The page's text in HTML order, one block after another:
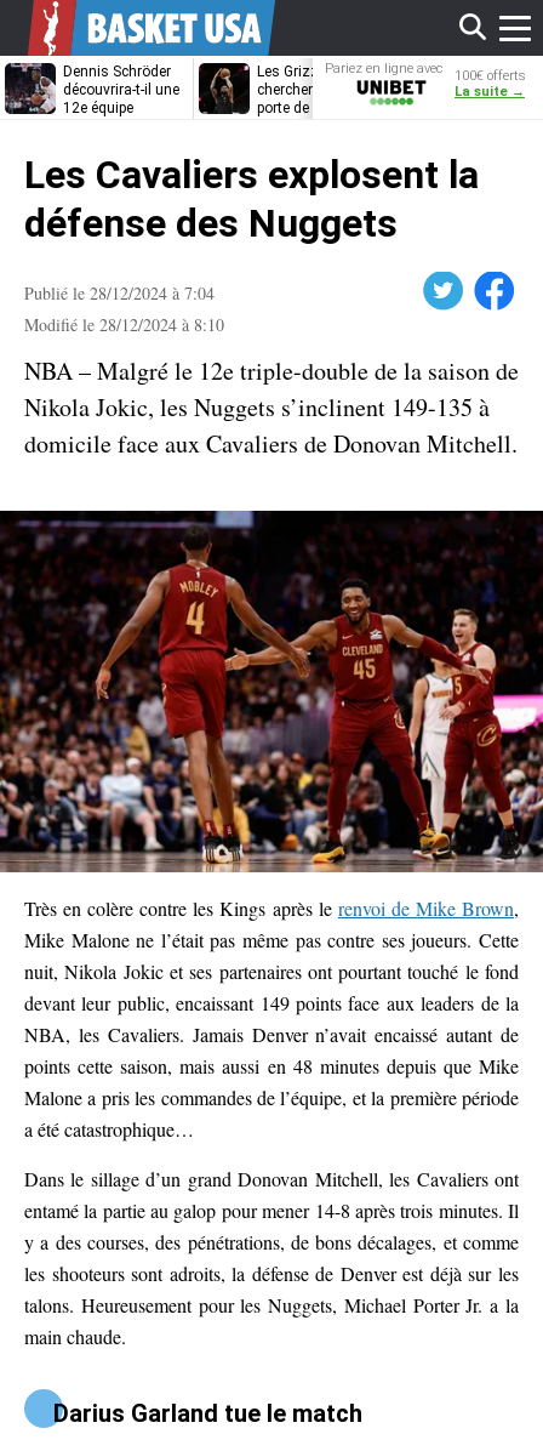
Dennis Schröder
découvrira-t-il une
12e équipe
Les Grizzlies
cherchent déjà une
porte de sortie
Dwane Casey
bientôt coach
Pariez en ligne avec
Unibet
100€ offerts
La suite →
Les Cavaliers explosent la
défense des Nuggets
Publié le 28/12/2024 à 7:04
Modifié le 28/12/2024 à 8:10
Facebook
NBA – Malgré le 12e triple-double de la saison de
Nikola Jokic, les Nuggets s’inclinent 149-135 à
domicile face aux Cavaliers de Donovan Mitchell.
Très en colère contre les Kings après le renvoi de Mike Brown,
Mike Malone ne l’était pas même pas contre ses joueurs. Cette
nuit, Nikola Jokic et ses partenaires ont pourtant touché le fond
devant leur public, encaissant 149 points face aux leaders de la
NBA, les Cavaliers. Jamais Denver n’avait encaissé autant de
points cette saison, mais aussi en 48 minutes depuis que Mike
Malone a pris les commandes de l’équipe, et la première période
a été catastrophique…
Dans le sillage d’un grand Donovan Mitchell, les Cavaliers ont
entamé la partie au galop pour mener 14-8 après trois minutes. Il
y a des courses, des pénétrations, de bons décalages, et comme
les shooteurs sont adroits, la défense de Denver est déjà sur les
talons. Heureusement pour les Nuggets, Michael Porter Jr. a la
main chaude.
Darius Garland tue le match